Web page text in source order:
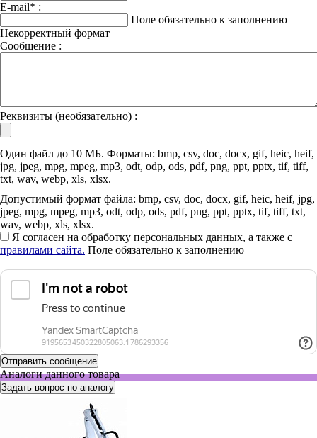
E-mail* :
Поле обязательно к заполнению
Некорректный формат
Сообщение :
Реквизиты (необязательно) :
Один файл до 10 МБ. Форматы: bmp, csv, doc, docx, gif, heic, heif,
jpg, jpeg, mpg, mpeg, mp3, odt, odp, ods, pdf, png, ppt, pptx, tif, tiff,
txt, wav, webp, xls, xlsx.
Допустимый формат файла: bmp, csv, doc, docx, gif, heic, heif, jpg,
jpeg, mpg, mpeg, mp3, odt, odp, ods, pdf, png, ppt, pptx, tif, tiff, txt,
wav, webp, xls, xlsx.
Я согласен на обработку персональных данных, а также с
правилами сайта. Поле обязательно к заполнению
Аналоги данного товара
Задать вопрос по аналогу